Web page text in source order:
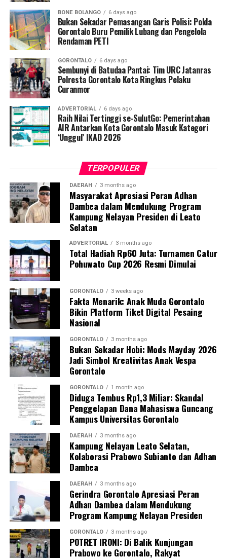
BONE BOLANGO 6 days ago
Bukan Sekadar Pemasangan Garis Polisi: Polda
Gorontalo Buru Pemilik Lubang dan Pengelola
Rendaman PETI
GORONTALO 6 days ago
Sembunyi di Batudaa Pantai: Tim URC Jatanras
Polresta Gorontalo Kota Ringkus Pelaku
Curanmor
ADVERTORIAL 6 days ago
Raih Nilai Tertinggi se-SulutGo: Pemerintahan
AIR Antarkan Kota Gorontalo Masuk Kategori
‘Unggul’ IKAD 2026
TERPOPULER
DAERAH 3 months ago
Masyarakat Apresiasi Peran Adhan
Dambea dalam Mendukung Program
Kampung Nelayan Presiden di Leato
Selatan
ADVERTORIAL 3 months ago
Total Hadiah Rp60 Juta: Turnamen Catur
Pohuwato Cup 2026 Resmi Dimulai
GORONTALO 3 weeks ago
Fakta Menarik: Anak Muda Gorontalo
Bikin Platform Tiket Digital Pesaing
Nasional
GORONTALO 3 months ago
Bukan Sekadar Hobi: Mods Mayday 2026
Jadi Simbol Kreativitas Anak Vespa
Gorontalo
GORONTALO 1 month ago
Diduga Tembus Rp1,3 Miliar: Skandal
Penggelapan Dana Mahasiswa Guncang
Kampus Universitas Gorontalo
DAERAH 3 months ago
Kampung Nelayan Leato Selatan,
Kolaborasi Prabowo Subianto dan Adhan
Dambea
DAERAH 3 months ago
Gerindra Gorontalo Apresiasi Peran
Adhan Dambea dalam Mendukung
Program Kampung Nelayan Presiden
GORONTALO 3 months ago
POTRET IRONI: Di Balik Kunjungan
Prabowo ke Gorontalo, Rakyat